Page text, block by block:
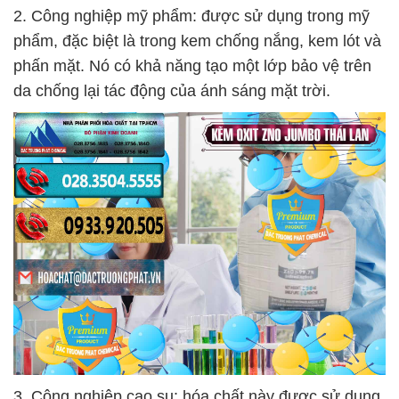
2. Công nghiệp mỹ phẩm: được sử dụng trong mỹ
phẩm, đặc biệt là trong kem chống nắng, kem lót và
phấn mặt. Nó có khả năng tạo một lớp bảo vệ trên
da chống lại tác động của ánh sáng mặt trời.